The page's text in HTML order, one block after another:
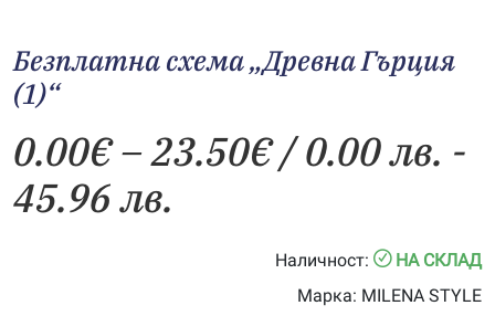
Безплатна схема „Древна Гърция
(1)“
0.00€–23.50€Price
0.00€
through
/ 0.00 лв. -
45.96 лв.
Наличност:
НА СКЛАД
Марка: MILENA STYLE